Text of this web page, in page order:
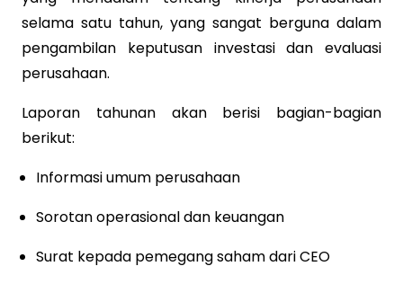
selama satu tahun, yang sangat berguna dalam
pengambilan keputusan investasi dan evaluasi
perusahaan.
Laporan tahunan akan berisi bagian-bagian
berikut:
Informasi umum perusahaan
Sorotan operasional dan keuangan
Surat kepada pemegang saham dari CEO